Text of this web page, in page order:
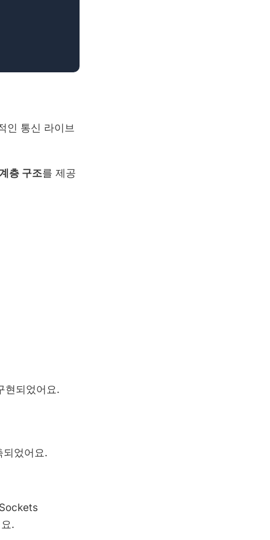
인 통신 라이브
층 구조를 제공
현되었어요.
었어요.
.